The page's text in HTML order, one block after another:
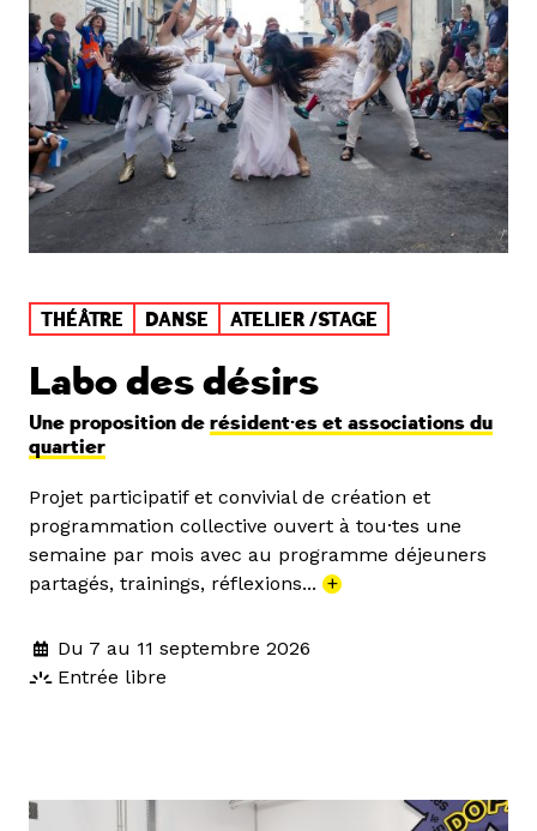
THÉÂTRE DANSE ATELIER /STAGE
Labo des désirs
Une proposition de résident·es et associations du
quartier
Projet participatif et convivial de création et
programmation collective ouvert à tou·tes une
semaine par mois avec au programme déjeuners
partagés, trainings, réflexions... +
Du 7 au 11 septembre 2026
Entrée libre